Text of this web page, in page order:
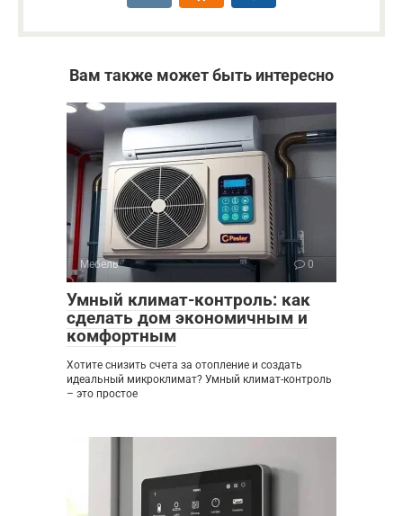
Вам также может быть интересно
Мебель 0
Умный климат-контроль: как
сделать дом экономичным и
комфортным
Хотите снизить счета за отопление и создать
идеальный микроклимат? Умный климат-контроль
– это простое